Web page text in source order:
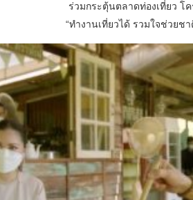
ร่วมกระตุ้นตลาดท่องเที่ยว โ
“ทำงานเที่ยวได้ รวมใจช่วยช